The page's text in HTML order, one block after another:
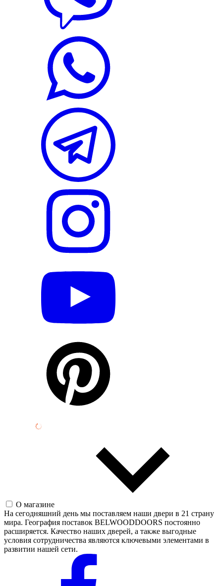
О магазине
На сегодняшний день мы поставляем наши двери в 21 страну
мира. География поставок BELWOODDOORS постоянно
расширяется. Качество наших дверей, а также выгодные
условия сотрудничества являются ключевыми элементами в
развитии нашей сети.